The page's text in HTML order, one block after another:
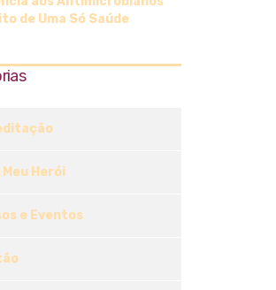
de Uma Só Saúde
Meu Herói
e Eventos